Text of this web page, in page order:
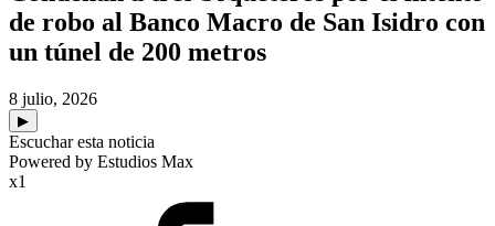
de robo al Banco Macro de San Isidro con
un túnel de 200 metros
8 julio, 2026
▶
Escuchar esta noticia
Powered by Estudios Max
x1